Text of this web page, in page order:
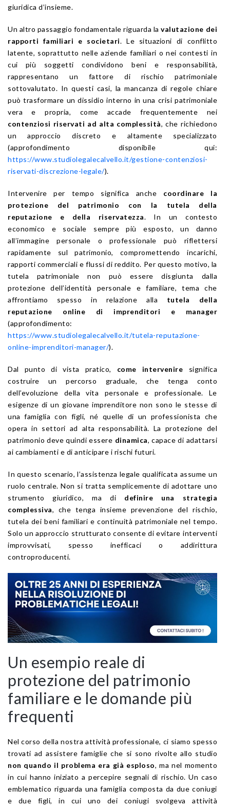
giuridica d’insieme.
Un altro passaggio fondamentale riguarda lavalutazione dei
rapporti familiari e societari. Le situazioni di conflitto
latente, soprattutto nelle aziende familiari o nei contesti in
cui più soggetti condividono beni e responsabilità,
rappresentano un fattore di rischio patrimoniale
sottovalutato. In questi casi, la mancanza di regole chiare
può trasformare un dissidio interno in una crisi patrimoniale
vera e propria, come accade frequentemente nei
contenziosi riservati ad alta complessità, che richiedono
un approccio discreto e altamente specializzato
(approfondimento disponibile qui:
https://www.studiolegalecalvello.it/gestione-contenziosi-
riservati-discrezione-legale/).
Intervenire per tempo significa anche coordinare la
protezione del patrimonio con la tutela della
reputazione e della riservatezza. In un contesto
economico e sociale sempre più esposto, un danno
all’immagine personale o professionale può riflettersi
rapidamente sul patrimonio, compromettendo incarichi,
rapporti commerciali e flussi di reddito. Per questo motivo, la
tutela patrimoniale non può essere disgiunta dalla
protezione dell’identità personale e familiare, tema che
affrontiamo spesso in relazione alla tutela della
reputazione online di imprenditori e manager
(approfondimento:
https://www.studiolegalecalvello.it/tutela-reputazione-
online-imprenditori-manager/).
Dal punto di vista pratico, come intervenire significa
costruire un percorso graduale, che tenga conto
dell’evoluzione della vita personale e professionale. Le
esigenze di un giovane imprenditore non sono le stesse di
una famiglia con figli, né quelle di un professionista che
opera in settori ad alta responsabilità. La protezione del
patrimonio deve quindi essere dinamica, capace di adattarsi
ai cambiamenti e di anticipare i rischi futuri.
In questo scenario, l’assistenza legale qualificata assume un
ruolo centrale. Non si tratta semplicemente di adottare uno
strumento giuridico, ma di definire una strategia
complessiva, che tenga insieme prevenzione del rischio,
tutela dei beni familiari e continuità patrimoniale nel tempo.
Solo un approccio strutturato consente di evitare interventi
improvvisati, spesso inefficaci o addirittura
controproducenti.
Un esempio reale di
protezione del patrimonio
familiare e le domande più
frequenti
Nel corso della nostra attività professionale, ci siamo spesso
trovati ad assistere famiglie che si sono rivolte allo studio
non quando il problema era già esploso, ma nel momento
in cui hanno iniziato a percepire segnali di rischio. Un caso
emblematico riguarda una famiglia composta da due coniugi
e due figli, in cui uno dei coniugi svolgeva attività